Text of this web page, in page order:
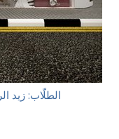
الطلّاب: زيد